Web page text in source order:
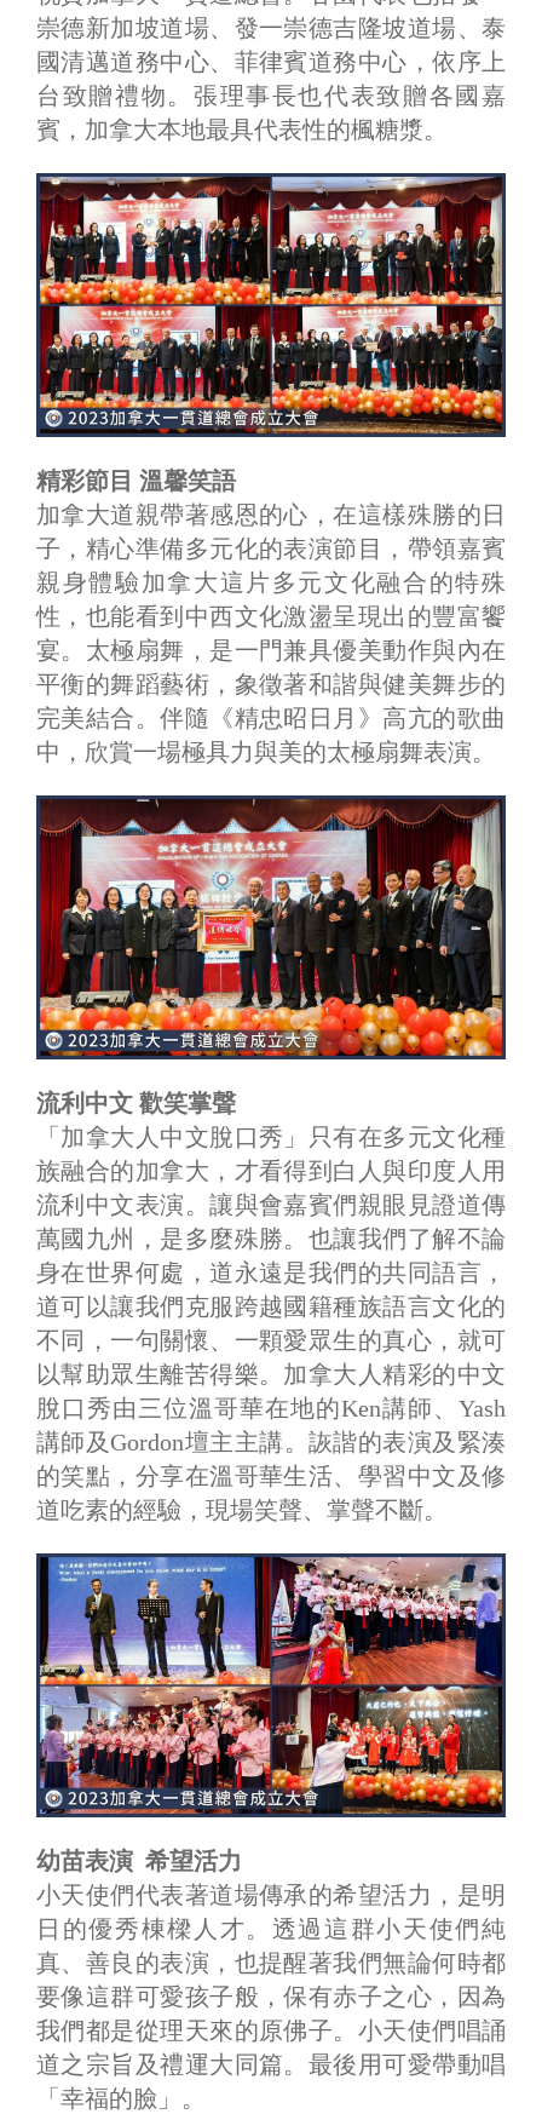
崇德新加坡道場、發一崇德吉隆坡道場、泰
國清邁道務中心、菲律賓道務中心，依序上
台致贈禮物。張理事長也代表致贈各國嘉
賓，加拿大本地最具代表性的楓糖漿。
精彩節目 溫馨笑語
加拿大道親帶著感恩的心，在這樣殊勝的日
子，精心準備多元化的表演節目，帶領嘉賓
親身體驗加拿大這片多元文化融合的特殊
性，也能看到中西文化激盪呈現出的豐富饗
宴。太極扇舞，是一門兼具優美動作與內在
平衡的舞蹈藝術，象徵著和諧與健美舞步的
完美結合。伴隨《精忠昭日月》高亢的歌曲
中，欣賞一場極具力與美的太極扇舞表演。
流利中文 歡笑掌聲
「加拿大人中文脫口秀」只有在多元文化種
族融合的加拿大，才看得到白人與印度人用
流利中文表演。讓與會嘉賓們親眼見證道傳
萬國九州，是多麼殊勝。也讓我們了解不論
身在世界何處，道永遠是我們的共同語言，
道可以讓我們克服跨越國籍種族語言文化的
不同，一句關懷、一顆愛眾生的真心，就可
以幫助眾生離苦得樂。加拿大人精彩的中文
脫口秀由三位溫哥華在地的Ken講師、Yash
講師及Gordon壇主主講。詼諧的表演及緊湊
的笑點，分享在溫哥華生活、學習中文及修
道吃素的經驗，現場笑聲、掌聲不斷。
幼苗表演 希望活力
小天使們代表著道場傳承的希望活力，是明
日的優秀棟樑人才。透過這群小天使們純
真、善良的表演，也提醒著我們無論何時都
要像這群可愛孩子般，保有赤子之心，因為
我們都是從理天來的原佛子。小天使們唱誦
道之宗旨及禮運大同篇。最後用可愛帶動唱
「幸福的臉」。